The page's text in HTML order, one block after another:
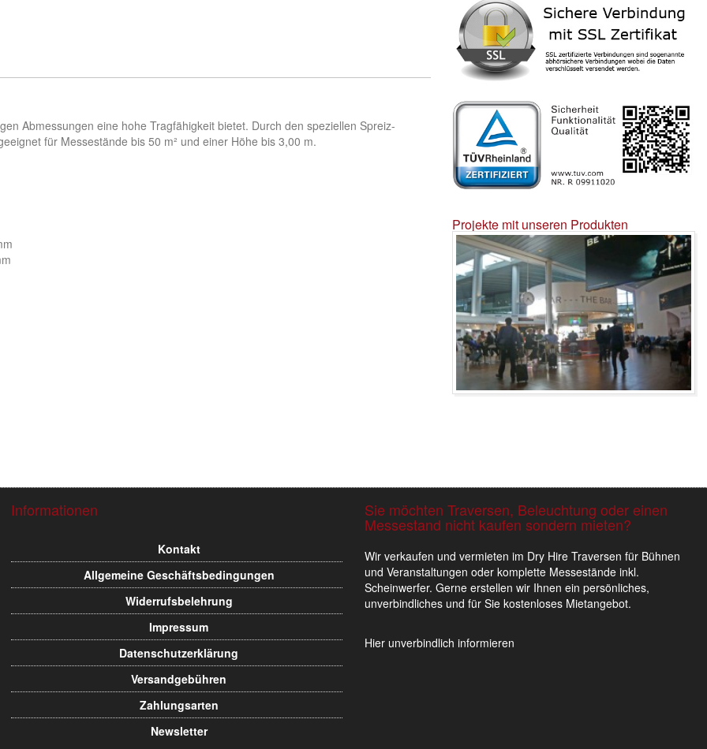
Abmessungen eine hohe Tragfähigkeit bietet. Durch den speziellen Spreiz-
für Messestände bis 50 m² und einer Höhe bis 3,00 m.
Projekte mit unseren Produkten
Flughafen Projekt 1 Bild
Informationen
Kontakt
Allgemeine Geschäftsbedingungen
Widerrufsbelehrung
Impressum
Datenschutzerklärung
Versandgebühren
Zahlungsarten
Newsletter
Sie möchten Traversen, Beleuchtung oder einen
Messestand nicht kaufen sondern mieten?
Wir verkaufen und vermieten im Dry Hire Traversen für Bühnen
und Veranstaltungen oder komplette Messestände inkl.
Scheinwerfer. Gerne erstellen wir Ihnen ein persönliches,
unverbindliches und für Sie kostenloses Mietangebot.
Hier unverbindlich informieren